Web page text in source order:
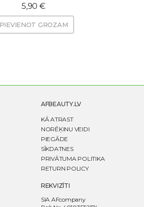
5,90 €
PIEVIENOT GROZAM
AFBEAUTY.LV
KĀ ATRAST
NORĒĶINU VEIDI
PIEGĀDE
SĪKDATNES
PRIVĀTUMA POLITIKA
RETURN POLICY
REKVIZĪTI
SIA AFcompany